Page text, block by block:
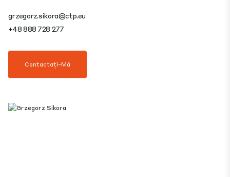
grzegorz.sikora@ctp.eu
+48 888 728 277
Contactați-Mă